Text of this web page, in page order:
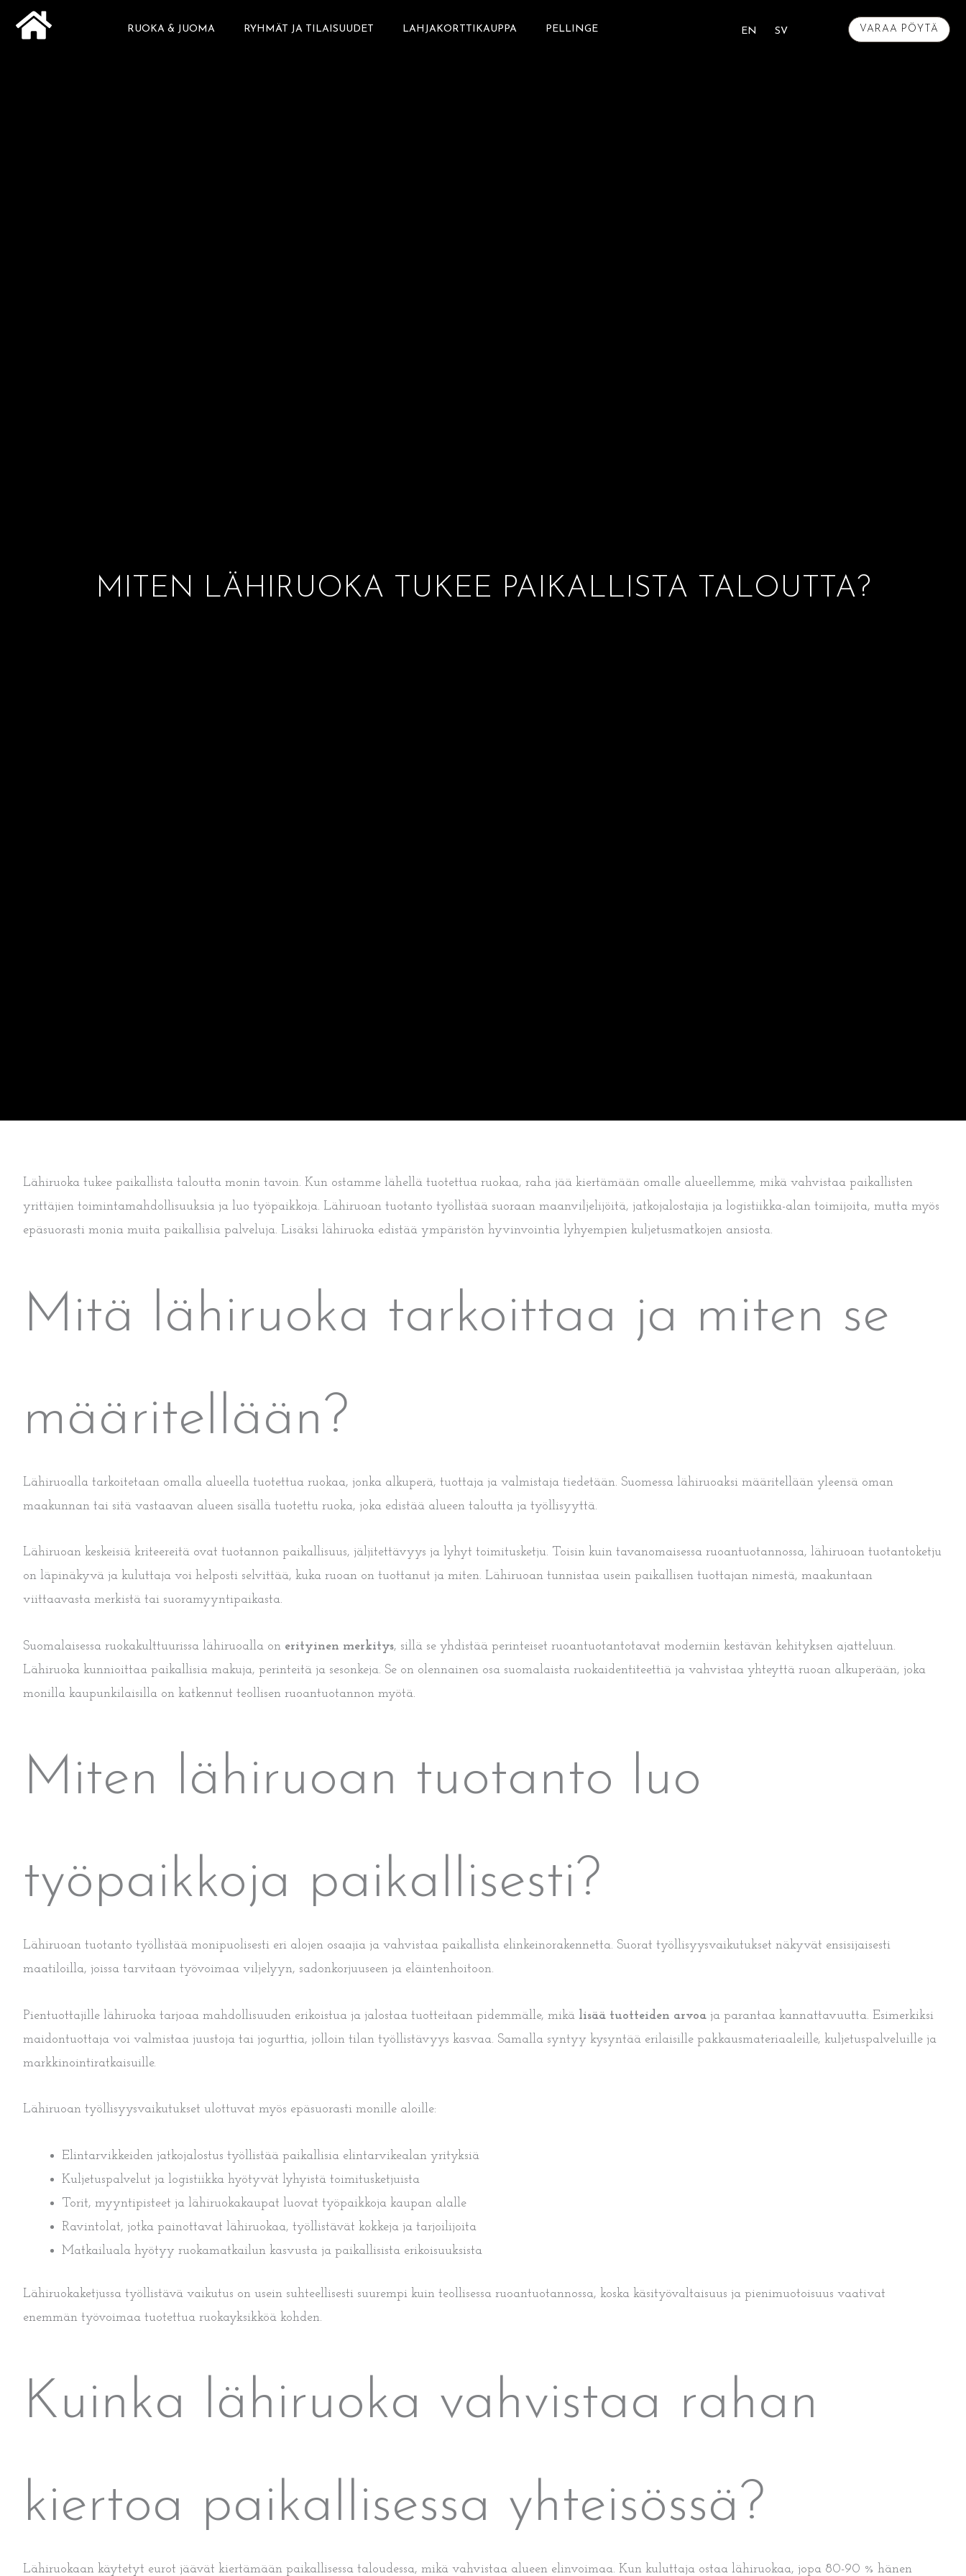
Siirry
sisältöön
RUOKA & JUOMA RYHMÄT JA TILAISUUDET LAHJAKORTTIKAUPPA PELLINGE EN SV VARAA PÖYTÄ
MITEN LÄHIRUOKA TUKEE PAIKALLISTA TALOUTTA?
Lähiruoka tukee paikallista taloutta monin tavoin. Kun ostamme lähellä tuotettua ruokaa, raha jää kiertämään omalle alueellemme, mikä vahvistaa paikallisten
yrittäjien toimintamahdollisuuksia ja luo työpaikkoja. Lähiruoan tuotanto työllistää suoraan maanviljelijöitä, jatkojalostajia ja logistiikka-alan toimijoita, mutta myös
epäsuorasti monia muita paikallisia palveluja. Lisäksi lähiruoka edistää ympäristön hyvinvointia lyhyempien kuljetusmatkojen ansiosta.
Mitä lähiruoka tarkoittaa ja miten se
määritellään?
Lähiruoalla tarkoitetaan omalla alueella tuotettua ruokaa, jonka alkuperä, tuottaja ja valmistaja tiedetään. Suomessa lähiruoaksi määritellään yleensä oman
maakunnan tai sitä vastaavan alueen sisällä tuotettu ruoka, joka edistää alueen taloutta ja työllisyyttä.
Lähiruoan keskeisiä kriteereitä ovat tuotannon paikallisuus, jäljitettävyys ja lyhyt toimitusketju. Toisin kuin tavanomaisessa ruoantuotannossa, lähiruoan tuotantoketju
on läpinäkyvä ja kuluttaja voi helposti selvittää, kuka ruoan on tuottanut ja miten. Lähiruoan tunnistaa usein paikallisen tuottajan nimestä, maakuntaan
viittaavasta merkistä tai suoramyyntipaikasta.
Suomalaisessa ruokakulttuurissa lähiruoalla on erityinen merkitys, sillä se yhdistää perinteiset ruoantuotantotavat moderniin kestävän kehityksen ajatteluun.
Lähiruoka kunnioittaa paikallisia makuja, perinteitä ja sesonkeja. Se on olennainen osa suomalaista ruokaidentiteettiä ja vahvistaa yhteyttä ruoan alkuperään, joka
monilla kaupunkilaisilla on katkennut teollisen ruoantuotannon myötä.
Miten lähiruoan tuotanto luo
työpaikkoja paikallisesti?
Lähiruoan tuotanto työllistää monipuolisesti eri alojen osaajia ja vahvistaa paikallista elinkeinorakennetta. Suorat työllisyysvaikutukset näkyvät ensisijaisesti
maatiloilla, joissa tarvitaan työvoimaa viljelyyn, sadonkorjuuseen ja eläintenhoitoon.
Pientuottajille lähiruoka tarjoaa mahdollisuuden erikoistua ja jalostaa tuotteitaan pidemmälle, mikä lisää tuotteiden arvoa ja parantaa kannattavuutta. Esimerkiksi
maidontuottaja voi valmistaa juustoja tai jogurttia, jolloin tilan työllistävyys kasvaa. Samalla syntyy kysyntää erilaisille pakkausmateriaaleille, kuljetuspalveluille ja
markkinointiratkaisuille.
Lähiruoan työllisyysvaikutukset ulottuvat myös epäsuorasti monille aloille:
Elintarvikkeiden jatkojalostus työllistää paikallisia elintarvikealan yrityksiä
Kuljetuspalvelut ja logistiikka hyötyvät lyhyistä toimitusketjuista
Torit, myyntipisteet ja lähiruokakaupat luovat työpaikkoja kaupan alalle
Ravintolat, jotka painottavat lähiruokaa, työllistävät kokkeja ja tarjoilijoita
Matkailuala hyötyy ruokamatkailun kasvusta ja paikallisista erikoisuuksista
Lähiruokaketjussa työllistävä vaikutus on usein suhteellisesti suurempi kuin teollisessa ruoantuotannossa, koska käsityövaltaisuus ja pienimuotoisuus vaativat
enemmän työvoimaa tuotettua ruokayksikköä kohden.
Kuinka lähiruoka vahvistaa rahan
kiertoa paikallisessa yhteisössä?
Lähiruokaan käytetyt eurot jäävät kiertämään paikallisessa taloudessa, mikä vahvistaa alueen elinvoimaa. Kun kuluttaja ostaa lähiruokaa, jopa 80-90 % hänen